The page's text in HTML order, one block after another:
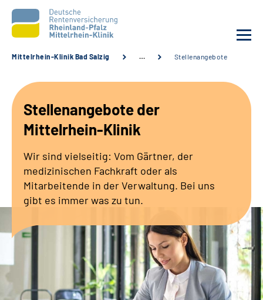
Unsere Angebote
Karriere
Zuweisende &
Leichte Sprache
Mittelrhein-Klinik Bad Salzig … Stellenangebote
Stellenangebote der
Mittelrhein-Klinik
Wir sind vielseitig: Vom Gärtner, der
medizinischen Fachkraft oder als
Mitarbeitende in der Verwaltung. Bei uns
gibt es immer was zu tun.